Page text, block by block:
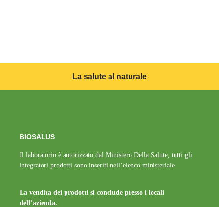
La salute al naturale
BIOSALUS
Il laboratorio è autorizzato dal Ministero Della Salute, tutti gli
integratori prodotti sono inseriti nell’elenco ministeriale.
La vendita dei prodotti si conclude presso i locali
dell’azienda.